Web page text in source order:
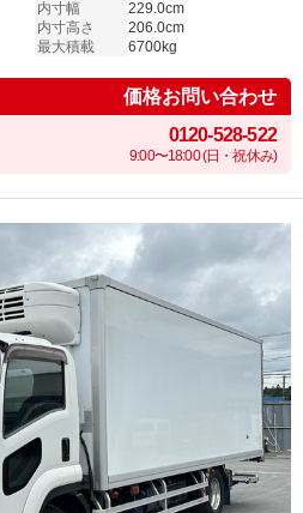
内寸幅
229.0cm
内寸高さ
206.0cm
最大積載
6700kg
価格お問い合わせ
0120-528-522
9:00〜18:00 (日・祝休み)